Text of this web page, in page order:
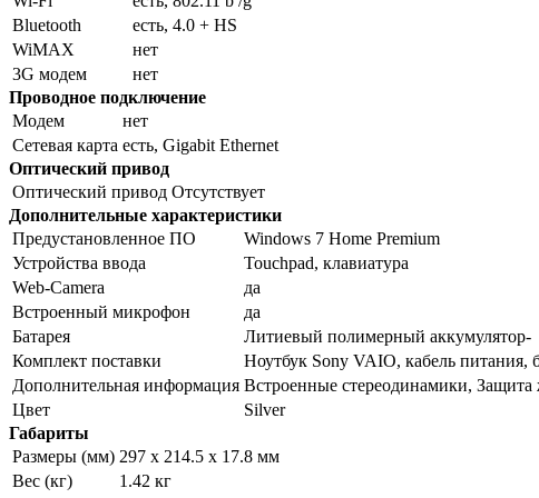
Bluetooth
есть, 4.0 + HS
WiMAX
нет
3G модем
нет
Проводное подключение
Модем
нет
Сетевая карта есть, Gigabit Ethernet
Оптический привод
Оптический привод Отсутствует
Дополнительные характеристики
Предустановленное ПО
Windows 7 Home Premium
Устройства ввода
Touchpad, клавиатура
Web-Camera
да
Встроенный микрофон
да
Батарея
Литиевый полимерный аккумулятор-
Комплект поставки
Ноутбук Sony VAIO, кабель питания,
Дополнительная информация Встроенные стереодинамики, Защита
Цвет
Silver
Габариты
Размеры (мм) 297 x 214.5 x 17.8 мм
Вес (кг)
1.42 кг